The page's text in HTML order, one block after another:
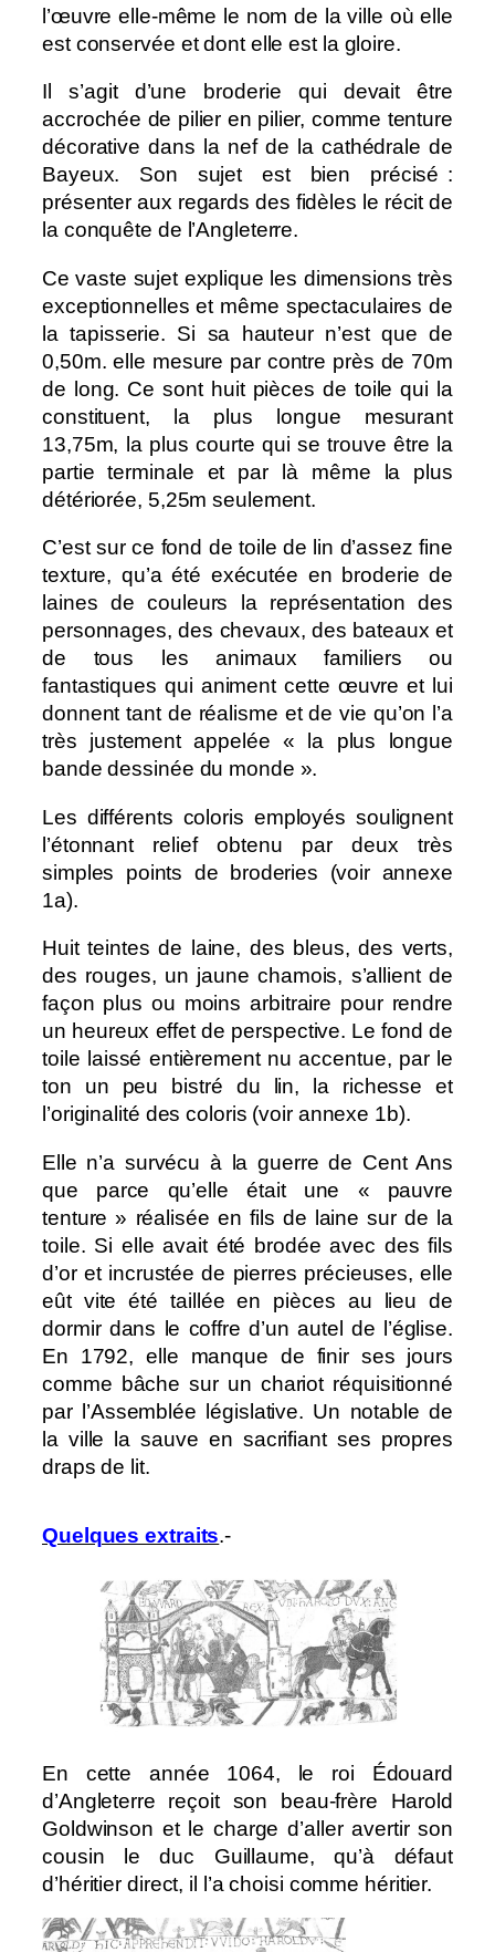
l’œuvre elle-même le nom de la ville où elle
est conservée et dont elle est la gloire.
Il s’agit d’une broderie qui devait être
accrochée de pilier en pilier, comme tenture
décorative dans la nef de la cathédrale de
Bayeux. Son sujet est bien précisé :
présenter aux regards des fidèles le récit de
la conquête de l’Angleterre.
Ce vaste sujet explique les dimensions très
exceptionnelles et même spectaculaires de
la tapisserie. Si sa hauteur n’est que de
0,50m. elle mesure par contre près de 70m
de long. Ce sont huit pièces de toile qui la
constituent, la plus longue mesurant
13,75m, la plus courte qui se trouve être la
partie terminale et par là même la plus
détériorée, 5,25m seulement.
C’est sur ce fond de toile de lin d’assez fine
texture, qu’a été exécutée en broderie de
laines de couleurs la représentation des
personnages, des chevaux, des bateaux et
de tous les animaux familiers ou
fantastiques qui animent cette œuvre et lui
donnent tant de réalisme et de vie qu’on l’a
très justement appelée « la plus longue
bande dessinée du monde ».
Les différents coloris employés soulignent
l’étonnant relief obtenu par deux très
simples points de broderies (voir annexe
1a).
Huit teintes de laine, des bleus, des verts,
des rouges, un jaune chamois, s’allient de
façon plus ou moins arbitraire pour rendre
un heureux effet de perspective. Le fond de
toile laissé entièrement nu accentue, par le
ton un peu bistré du lin, la richesse et
l’originalité des coloris (voir annexe 1b).
Elle n’a survécu à la guerre de Cent Ans
que parce qu’elle était une « pauvre
tenture » réalisée en fils de laine sur de la
toile. Si elle avait été brodée avec des fils
d’or et incrustée de pierres précieuses, elle
eût vite été taillée en pièces au lieu de
dormir dans le coffre d’un autel de l’église.
En 1792, elle manque de finir ses jours
comme bâche sur un chariot réquisitionné
par l’Assemblée législative. Un notable de
la ville la sauve en sacrifiant ses propres
draps de lit.
Quelques extraits.-
En cette année 1064, le roi Édouard
d’Angleterre reçoit son beau-frère Harold
Goldwinson et le charge d’aller avertir son
cousin le duc Guillaume, qu’à défaut
d’héritier direct, il l’a choisi comme héritier.